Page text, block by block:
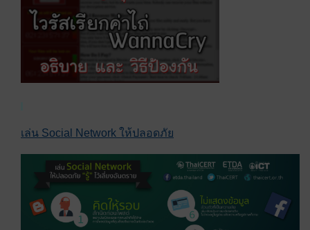
เล่น Social Network ให้ปลอดภัย